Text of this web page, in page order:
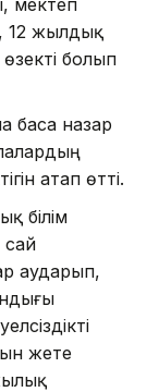
12 жылдық
болып
баса назар
атап өтті.
білім
сай
аударып,
жете